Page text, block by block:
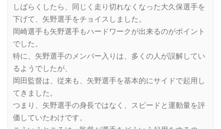
しばらくしたら、同じく走り切れなくなった大久保選手を
下げて、矢野選手をチョイスしました。
岡崎選手も矢野選手もハードワークが出来るのがポイント
でした。
特に、矢野選手のメンバー入りは、多くの人が誤解してい
るようでしたが、
岡田監督は、従来も、矢野選手を基本的にサイドで起用し
てきました。
つまり、矢野選手の身長ではなく、スピードと運動量を評
価していたわけです。